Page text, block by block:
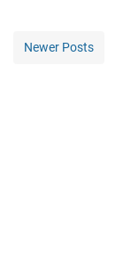
Newer Posts